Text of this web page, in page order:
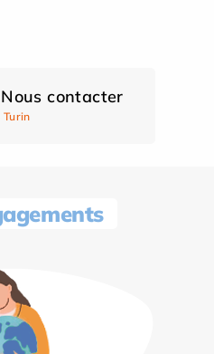
contacter
Turin